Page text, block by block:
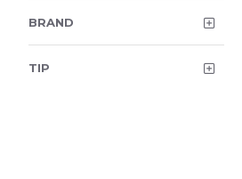
BRAND
TIP